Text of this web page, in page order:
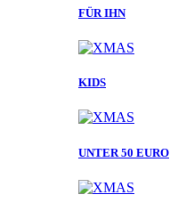
FÜR IHN
KIDS
UNTER 50 EURO